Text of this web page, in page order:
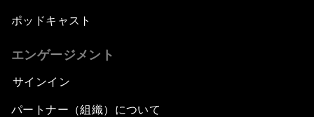
ポッドキャスト
エンゲージメント
サインイン
パートナー（組織）について